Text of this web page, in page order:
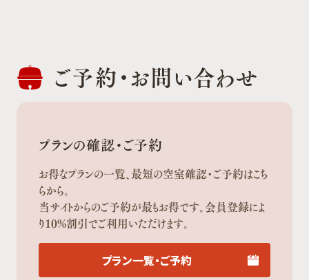
ご予約・お問い合わせ
プランの確認・ご予約
お得なプランの一覧、最短の空室確認・ご予約はこち
らから。
当サイトからのご予約が最もお得です。会員登録によ
り10%割引でご利用いただけます。
プラン一覧・ご予約